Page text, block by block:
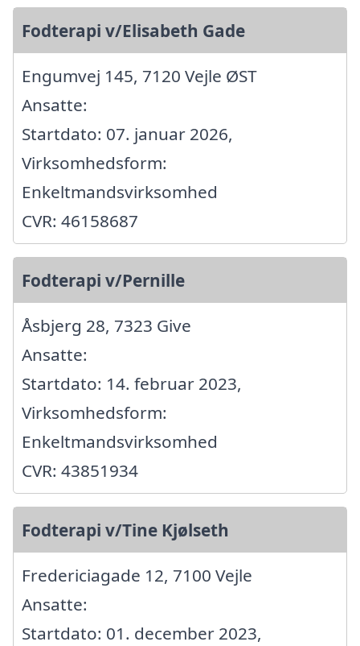
Fodterapi v/Elisabeth Gade
Engumvej 145, 7120 Vejle ØST
Ansatte:
Startdato: 07. januar 2026,
Virksomhedsform:
Enkeltmandsvirksomhed
CVR: 46158687
Fodterapi v/Pernille
Åsbjerg 28, 7323 Give
Ansatte:
Startdato: 14. februar 2023,
Virksomhedsform:
Enkeltmandsvirksomhed
CVR: 43851934
Fodterapi v/Tine Kjølseth
Fredericiagade 12, 7100 Vejle
Ansatte:
Startdato: 01. december 2023,